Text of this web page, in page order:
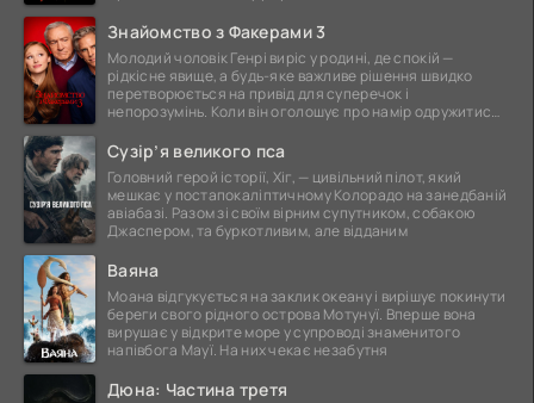
Знайомство з Факерами 3
Молодий чоловік Генрі виріс у родині, де спокій —
рідкісне явище, а будь-яке важливе рішення швидко
перетворюється на привід для суперечок і
непорозумінь. Коли він оголошує про намір одружитися,
Сузір’я великого пса
Головний герой історії, Хіг, — цивільний пілот, який
мешкає у постапокаліптичному Колорадо на занедбаній
авіабазі. Разом зі своїм вірним супутником, собакою
Джаспером, та буркотливим, але відданим
Ваяна
Моана відгукується на заклик океану і вирішує покинути
береги свого рідного острова Мотунуї. Вперше вона
вирушає у відкрите море у супроводі знаменитого
напівбога Мауї. На них чекає незабутня
Дюна: Частина третя